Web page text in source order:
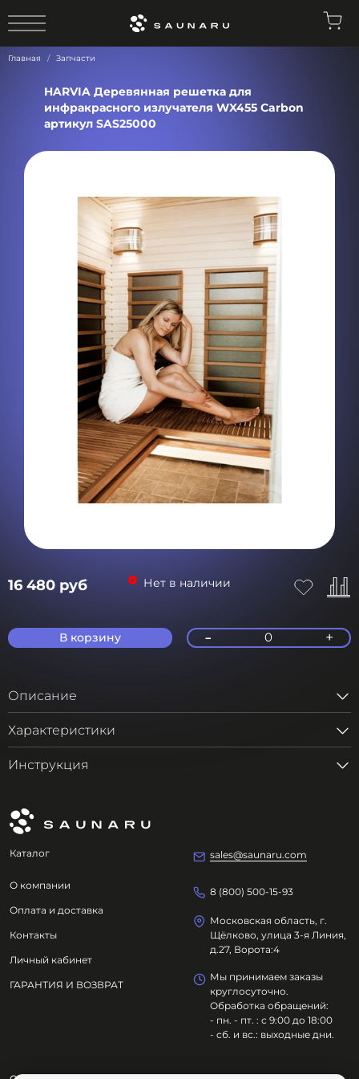
Главная Запчасти
HARVIA Деревянная решетка для
инфракрасного излучателя WX455 Carbon
артикул SAS25000
16 480 руб Нет в наличии
В корзину - 0 +
Описание
Характеристики
Инструкция
Каталог
О компании
Оплата и доставка
Контакты
Личный кабинет
ГАРАНТИЯ И ВОЗВРАТ
sales@saunaru.com
8 (800) 500-15-93
Московская область, г.
Щёлково, улица 3-я Линия,
д.27, Ворота:4
Мы принимаем заказы
круглосуточно.
Обработка обращений:
- пн. - пт. : с 9:00 до 18:00
- сб. и вс.: выходные дни.